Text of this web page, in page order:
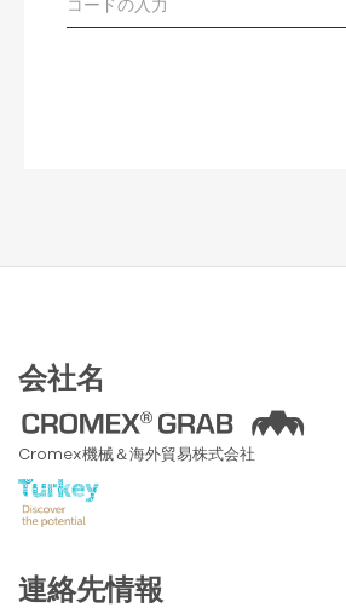
会社名
Cromex機械＆海外貿易株式会社
連絡先情報